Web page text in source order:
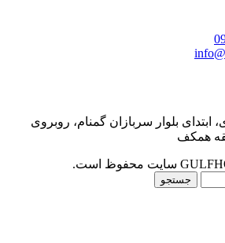
ابتدای بلوار سربازان گمنام، روبروی
همکف
جستجو